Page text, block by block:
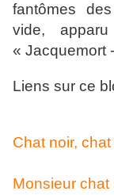
fantômes
vide,
« Jacquemort
Liens sur ce
Chat noir,
Monsieur chat